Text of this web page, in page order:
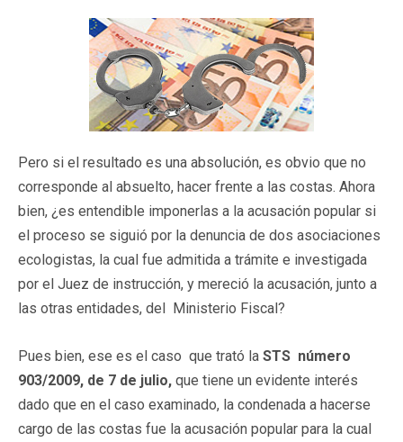
Pero si el resultado es una absolución, es obvio que no
corresponde al absuelto, hacer frente a las costas. Ahora
bien, ¿es entendible imponerlas a la acusación popular si
el proceso se siguió por la denuncia de dos asociaciones
ecologistas, la cual fue admitida a trámite e investigada
por el Juez de instrucción, y mereció la acusación, junto a
las otras entidades, del Ministerio Fiscal?
Pues bien, ese es el caso que trató la STS número
903/2009, de 7 de julio, que tiene un evidente interés
dado que en el caso examinado, la condenada a hacerse
cargo de las costas fue la acusación popular para la cual